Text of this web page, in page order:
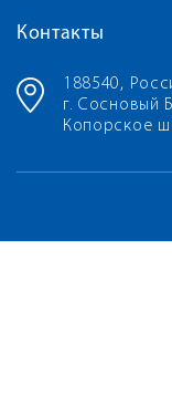
Контакты
188540,
г. Сосновый
Копорское